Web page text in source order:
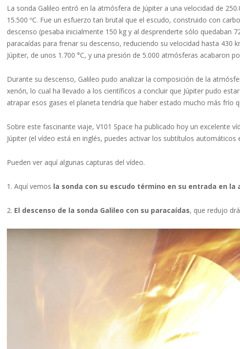
La sonda Galileo entró en la atmósfera de Júpiter a una velocidad de
15.500 ºC. Fue un esfuerzo tan brutal que el escudo, construido con
descenso (pesaba inicialmente 150 kg y al desprenderte sólo quedaban
paracaídas para frenar su descenso, reduciendo su velocidad hasta 430
Júpiter, de unos 1.700 °C, y una presión de 5.000 atmósferas acabaron
Durante su descenso, Galileo pudo analizar la composición de la
xenón, lo cual ha llevado a los científicos a concluir que Júpiter pudo
atrapar esos gases el planeta tendría que haber estado mucho más frío
Sobre este fascinante viaje, V101 Space ha publicado hoy un excelente
Júpiter (el vídeo está en inglés, puedes activar los subtítulos
Pueden ver aquí algunas capturas del vídeo.
1. Aquí vemos la sonda con su escudo término en su entrada en la
2. El descenso de la sonda Galileo con su paracaídas, que redujo